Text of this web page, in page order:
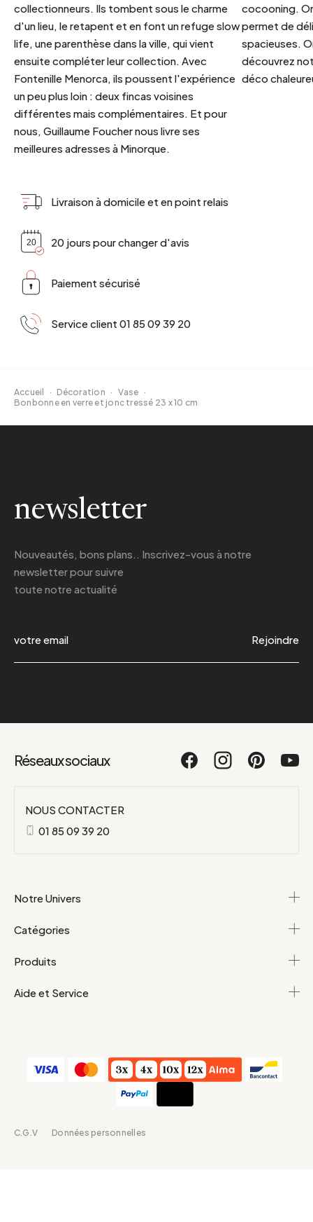
collectionneurs. Ils tombent sous le charme
d'un lieu, le retapent et en font un refuge slow
life, une parenthèse dans la ville, qui vient
ensuite compléter leur collection. Avec
Fontenille Menorca, ils poussent l'expérience
un peu plus loin : deux fincas voisines
différentes mais complémentaires. Et pour
nous, Guillaume Foucher nous livre ses
meilleures adresses à Minorque.
cocooning.
permet de
spacieuses.
découvrez
déco
Livraison à domicile et en point relais
20 jours pour changer d'avis
Paiement sécurisé
Service client 01 85 09 39 20
Accueil · Décoration · Vase ·
Bonbonne en verre et jonc tressé 23 x 10 cm
newsletter
Nouveautés, bons plans.. Inscrivez-vous à notre
newsletterpour suivre
toute notre actualité
Rejoindre
Réseaux sociaux
NOUS CONTACTER
01 85 09 39 20
Notre Univers
Catégories
Produits
Aide et Service
C.G.V Données personnelles